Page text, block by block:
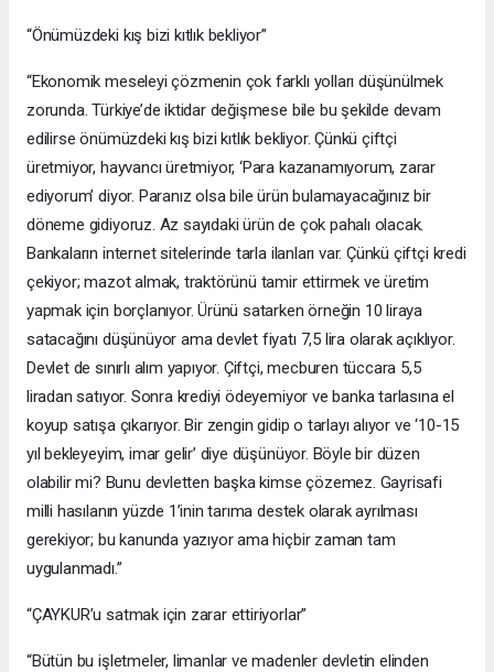
“Önümüzdeki kış bizi kıtlık bekliyor”
“Ekonomik meseleyi çözmenin çok farklı yolları düşünülmek
zorunda. Türkiye’de iktidar değişmese bile bu şekilde devam
edilirse önümüzdeki kış bizi kıtlık bekliyor. Çünkü çiftçi
üretmiyor, hayvancı üretmiyor, ‘Para kazanamıyorum, zarar
ediyorum’ diyor. Paranız olsa bile ürün bulamayacağınız bir
döneme gidiyoruz. Az sayıdaki ürün de çok pahalı olacak.
Bankaların internet sitelerinde tarla ilanları var. Çünkü çiftçi kredi
çekiyor; mazot almak, traktörünü tamir ettirmek ve üretim
yapmak için borçlanıyor. Ürünü satarken örneğin 10 liraya
satacağını düşünüyor ama devlet fiyatı 7,5 lira olarak açıklıyor.
Devlet de sınırlı alım yapıyor. Çiftçi, mecburen tüccara 5,5
liradan satıyor. Sonra krediyi ödeyemiyor ve banka tarlasına el
koyup satışa çıkarıyor. Bir zengin gidip o tarlayı alıyor ve ‘10-15
yıl bekleyeyim, imar gelir’ diye düşünüyor. Böyle bir düzen
olabilir mi? Bunu devletten başka kimse çözemez. Gayrisafi
milli hasılanın yüzde 1’inin tarıma destek olarak ayrılması
gerekiyor; bu kanunda yazıyor ama hiçbir zaman tam
uygulanmadı.”
“ÇAYKUR’u satmak için zarar ettiriyorlar”
“Bütün bu işletmeler, limanlar ve madenler devletin elinden